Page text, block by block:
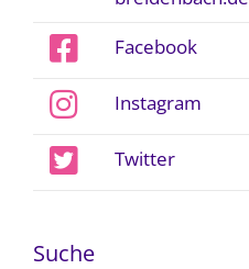
Facebook
Instagram
Twitter
Suche